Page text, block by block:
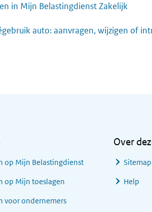
in Mijn Belastingdienst Zakelijk
auto: aanvragen, wijzigen of
op Mijn Belastingdienst
op Mijn toeslagen
voor ondernemers
Over
Sitemap
Help